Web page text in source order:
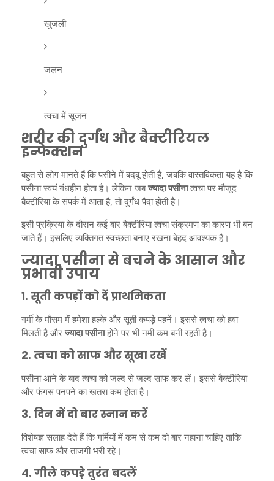
खुजली
जलन
त्वचा में सूजन
शरीर की दुर्गंध और बैक्टीरियल
इन्फेक्शन
बहुत से लोग मानते हैं कि पसीने में बदबू होती है, जबकि वास्तविकता यह है कि
पसीना स्वयं गंधहीन होता है। लेकिन जबज्यादा पसीनात्वचा पर मौजूद
बैक्टीरिया के संपर्क में आता है, तो दुर्गंध पैदा होती है।
इसी प्रक्रिया के दौरान कई बार बैक्टीरिया त्वचा संक्रमण का कारण भी बन
जाते हैं। इसलिए व्यक्तिगत स्वच्छता बनाए रखना बेहद आवश्यक है।
ज्यादा पसीना से बचने के आसान और
प्रभावी उपाय
1. सूती कपड़ों को दें प्राथमिकता
गर्मी के मौसम में हमेशा हल्के और सूती कपड़े पहनें। इससे त्वचा को हवा
मिलती है और ज्यादा पसीनाहोने पर भी नमी कम बनी रहती है।
2. त्वचा को साफ और सूखा रखें
पसीना आने के बाद त्वचा को जल्द से जल्द साफ कर लें। इससे बैक्टीरिया
और फंगस पनपने का खतरा कम होता है।
3. दिन में दो बार स्नान करें
विशेषज्ञ सलाह देते हैं कि गर्मियों में कम से कम दो बार नहाना चाहिए ताकि
त्वचा साफ और ताजगी भरी रहे।
4. गीले कपड़े तुरंत बदलें